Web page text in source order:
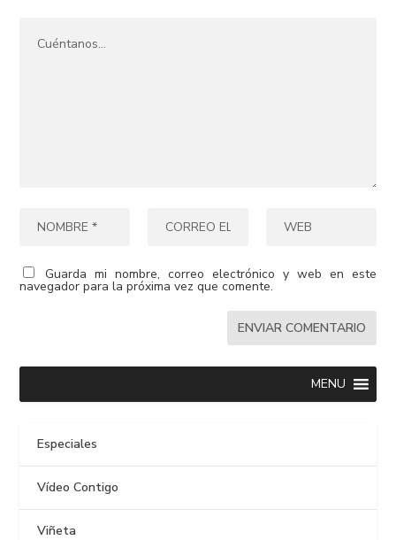
Guarda mi nombre, correo electrónico y web en este
navegador para la próxima vez que comente.
MENU
Especiales
Vídeo Contigo
Viñeta